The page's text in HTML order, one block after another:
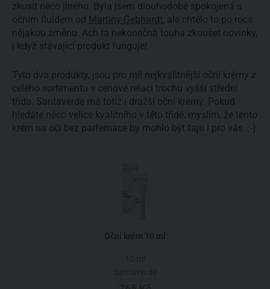
zkusit něco jiného. Byla jsem dlouhodobě spokojená s
očním fluidem od Martiny Gebhardt, ale chtělo to po roce
nějakou změnu. Ach ta nekonečná touha zkoušet novinky,
i když stávající produkt funguje!
Tyto dva produkty, jsou pro mě nejkvalitnější oční krémy z
celého sortimentu v cenové relaci trochu vyšší střední
třída. Santaverde má totiž i dražší oční krémy. Pokud
hledáte něco velice kvalitního v této třídě, myslím, že tento
krém na oči bez parfemace by mohlo být fajn i pro vás. :-)
Oční krém 10 ml